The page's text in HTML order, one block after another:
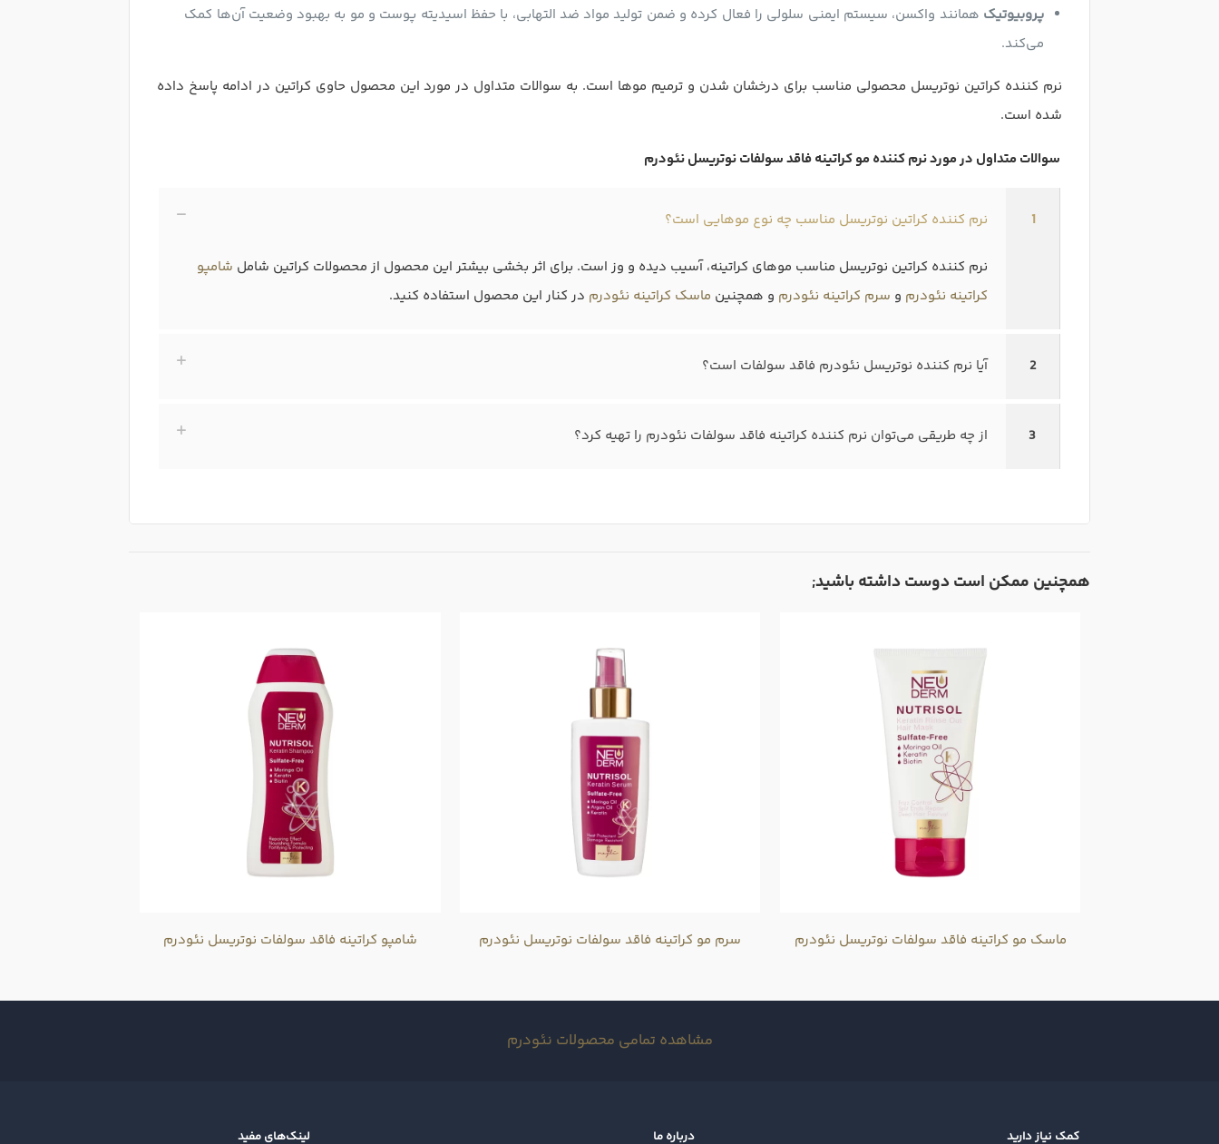
پروبیوتیک‌ همانند واکسن، سیستم ایمنى سلولى را فعال کرده و ضمن تولید مواد ضد التهابى، با حفظ اسیدیته پوست و مو به بهبود وضعیت آن‌ها کمک
می‌کند.
نرم کننده کراتین نوتریسل محصولی مناسب برای درخشان شدن و ترمیم موها است. به سوالات متداول در مورد این محصول حاوی کراتین در ادامه پاسخ داده
شده است.
سوالات متداول در مورد نرم کننده مو کراتینه فاقد سولفات نوتریسل نئودرم
1 نرم کننده کراتین نوتریسل مناسب چه نوع موهایی است؟
نرم کننده کراتین نوتریسل مناسب موهای کراتینه، آسیب دیده و وز است. برای اثر بخشی بیشتر این محصول از محصولات کراتین شامل شامپو
کراتینه نئودرم و سرم کراتینه نئودرم و همچنین ماسک کراتینه نئودرم در کنار این محصول استفاده کنید.
2 آیا نرم کننده نوتریسل نئودرم فاقد سولفات است؟
3 از چه طریقی می‌توان نرم کننده کراتینه فاقد سولفات نئودرم را تهیه کرد؟
همچنین ممکن است دوست داشته باشید;
ماسک مو کراتینه فاقد سولفات نوتریسل نئودرم سرم مو کراتینه فاقد سولفات نوتریسل نئودرم شامپو کراتینه فاقد سولفات نوتریسل نئودرم
مشاهده تمامی محصولات نئودرم
کمک نیاز دارید درباره ما لینک‌های مفید